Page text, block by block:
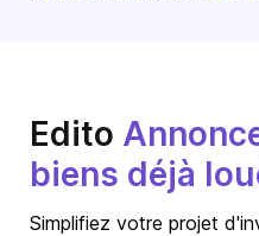
Edito
biens déjà
Simplifiez votre projet